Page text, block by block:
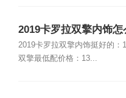
2019卡罗拉双擎内饰怎
2019卡罗拉双擎内饰挺好的：
双擎最低配价格：13...